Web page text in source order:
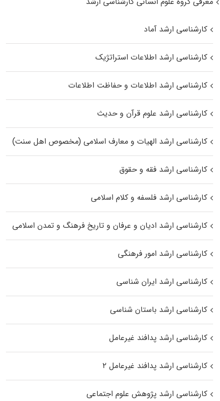
کارشناسی ارشد آماد
کارشناسی ارشد اطلاعات استراتژیک
کارشناسی ارشد اطلاعات و حفاظت اطلاعات
کارشناسی ارشد علوم قرآن و حدیث
کارشناسی ارشد الهیات و معارف اسلامی (مخصوص اهل سنت)
کارشناسی ارشد فقه و حقوق
کارشناسی ارشد فلسفه و کلام اسلامی
کارشناسی ارشد ادیان و عرفان و تاریخ فرهنگ و تمدن اسلامی
کارشناسی ارشد امور فرهنگی
کارشناسی ارشد ایران شناسی
کارشناسی ارشد باستان شناسی
کارشناسی ارشد پدافند غیرعامل
کارشناسی ارشد پدافند غیرعامل ۲
کارشناسی ارشد پژوهش علوم اجتماعی